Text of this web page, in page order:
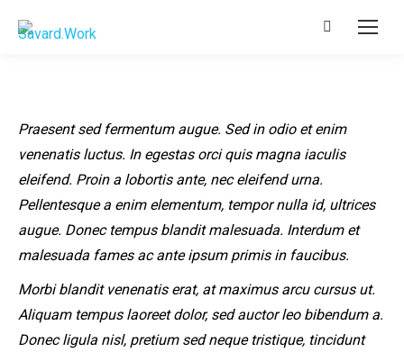
Recherche
Praesent sed fermentum augue. Sed in odio et enim
venenatis luctus. In egestas orci quis magna iaculis
eleifend. Proin a lobortis ante, nec eleifend urna.
Pellentesque a enim elementum, tempor nulla id, ultrices
augue. Donec tempus blandit malesuada. Interdum et
malesuada fames ac ante ipsum primis in faucibus.
Morbi blandit venenatis erat, at maximus arcu cursus ut.
Aliquam tempus laoreet dolor, sed auctor leo bibendum a.
Donec ligula nisl, pretium sed neque tristique, tincidunt